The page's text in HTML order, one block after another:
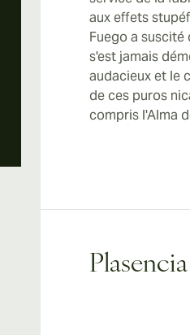
aux effets
Fuego a
s'est jamais
audacieux et le
de ces puros
compris l'Alma